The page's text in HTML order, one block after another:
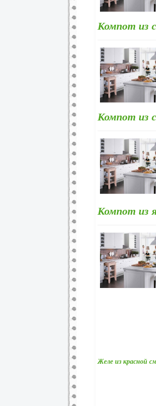
Компот из
Компот из
Компот из
Желе из красной